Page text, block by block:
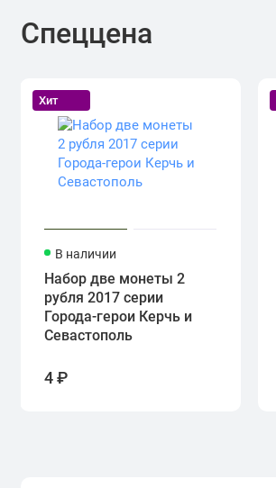
Спеццена
Хит
В наличии
Набор две монеты 2
рубля 2017 серии
Города-герои Керчь и
Севастополь
4 ₽